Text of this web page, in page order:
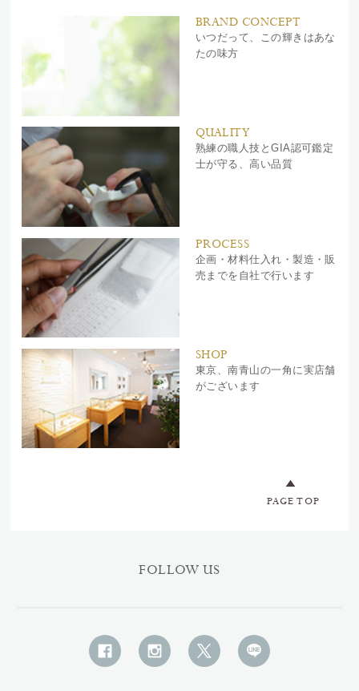
BRAND CONCEPT
いつだって、この輝きはあな
たの味方
QUALITY
熟練の職人技とGIA認可鑑定
士が守る、高い品質
PROCESS
企画・材料仕入れ・製造・販
売までを自社で行います
SHOP
東京、南青山の一角に実店舗
がございます
PAGE TOP
FOLLOW US